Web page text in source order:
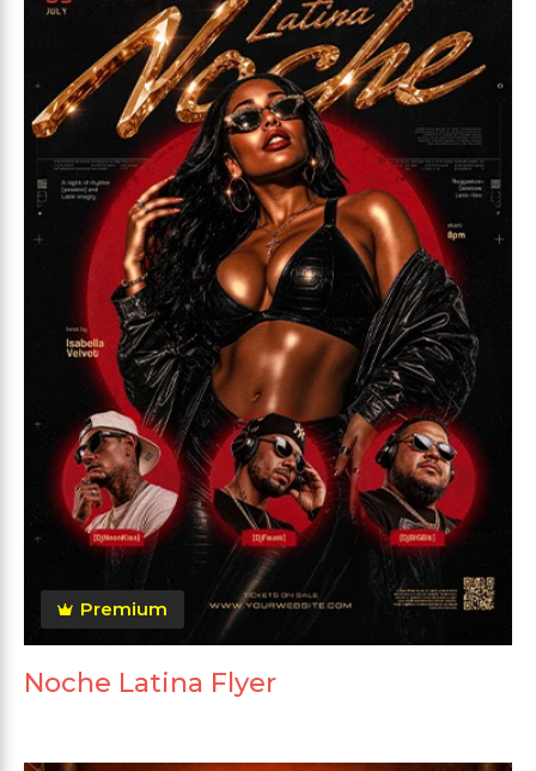
Premium
Noche Latina Flyer